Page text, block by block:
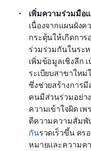
เนื่องจากแผนผังค
กระตุ้นให้เกิดการ
ร่วมร่วมกันในระ
เพิ่มข้อมูลเชิงลึก
ระเบียบสาขาให
ซึ่งช่วยสร้างการ
คนมีส่วนร่วมอย่า
ความเข้าใจผิด เ
ตีความความสัมพั
กันรวดเร็วขึ้น ค
หมายและความค